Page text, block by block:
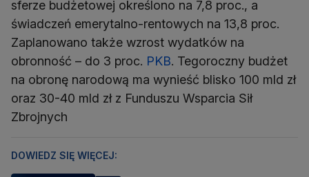
sferze budżetowej określono na 7,8 proc., a
świadczeń emerytalno-rentowych na 13,8 proc.
Zaplanowano także wzrost wydatków na
obronność – do 3 proc. PKB. Tegoroczny budżet
na obronę narodową ma wynieść blisko 100 mld zł
oraz 30-40 mld zł z Funduszu Wsparcia Sił
Zbrojnych
DOWIEDZ SIĘ WIĘCEJ: